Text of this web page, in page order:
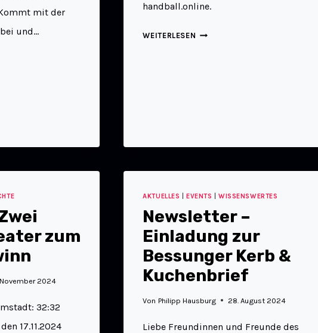
mit der
und…
handball.online.
WEITERLESEN
zum
November 2024
32:32
17.11.2024
AKTUELLES EVENTS |WISSENSWERTES
Newsletter –
Einladung zur
Bessunger Kerb &
Kuchenbrief
Von Philipp Hausburg 28. August 2024
Liebe Freundinnen und Freunde des